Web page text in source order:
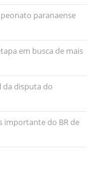
paranaense
em busca de mais
da disputa do
importante do BR de